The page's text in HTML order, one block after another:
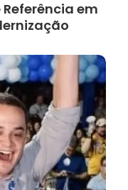
Referência em